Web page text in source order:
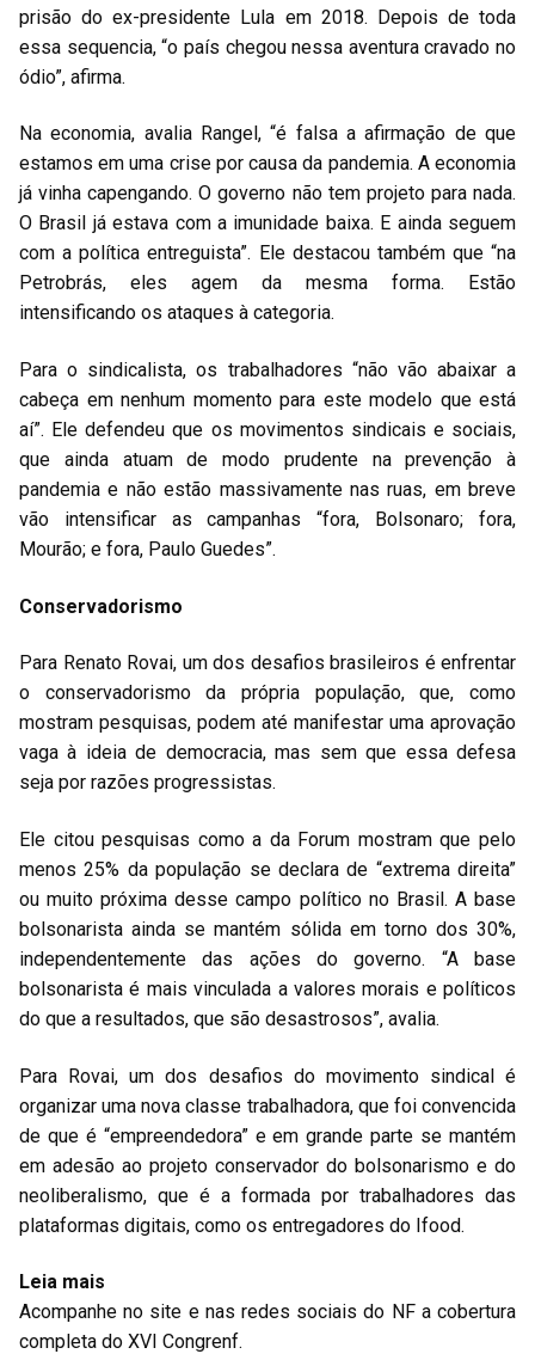
prisão do ex-presidente Lula em 2018. Depois de toda
essa sequencia, “o país chegou nessa aventura cravado no
ódio”, afirma.
Na economia, avalia Rangel, “é falsa a afirmação de que
estamos em uma crise por causa da pandemia. A economia
já vinha capengando. O governo não tem projeto para nada.
O Brasil já estava com a imunidade baixa. E ainda seguem
com a política entreguista”. Ele destacou também que “na
Petrobrás, eles agem da mesma forma. Estão
intensificando os ataques à categoria.
Para o sindicalista, os trabalhadores “não vão abaixar a
cabeça em nenhum momento para este modelo que está
aí”. Ele defendeu que os movimentos sindicais e sociais,
que ainda atuam de modo prudente na prevenção à
pandemia e não estão massivamente nas ruas, em breve
vão intensificar as campanhas “fora, Bolsonaro; fora,
Mourão; e fora, Paulo Guedes”.
Conservadorismo
Para Renato Rovai, um dos desafios brasileiros é enfrentar
o conservadorismo da própria população, que, como
mostram pesquisas, podem até manifestar uma aprovação
vaga à ideia de democracia, mas sem que essa defesa
seja por razões progressistas.
Ele citou pesquisas como a da Forum mostram que pelo
menos 25% da população se declara de “extrema direita”
ou muito próxima desse campo político no Brasil. A base
bolsonarista ainda se mantém sólida em torno dos 30%,
independentemente das ações do governo. “A base
bolsonarista é mais vinculada a valores morais e políticos
do que a resultados, que são desastrosos”, avalia.
Para Rovai, um dos desafios do movimento sindical é
organizar uma nova classe trabalhadora, que foi convencida
de que é “empreendedora” e em grande parte se mantém
em adesão ao projeto conservador do bolsonarismo e do
neoliberalismo, que é a formada por trabalhadores das
plataformas digitais, como os entregadores do Ifood.
Leia mais
Acompanhe no site e nas redes sociais do NF a cobertura
completa do XVI Congrenf.